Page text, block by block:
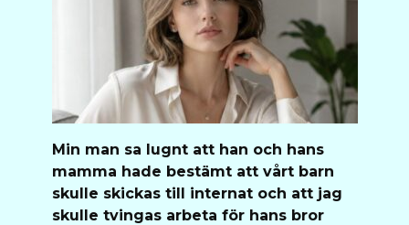
Min man sa lugnt att han och hans
mamma hade bestämt att vårt barn
skulle skickas till internat och att jag
skulle tvingas arbeta för hans bror